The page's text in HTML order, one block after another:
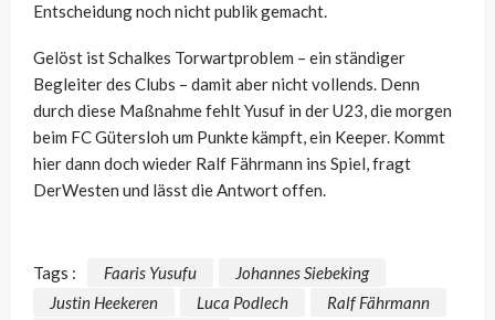
Entscheidung noch nicht publik gemacht.
Gelöst ist Schalkes Torwartproblem – ein ständiger
Begleiter des Clubs – damit aber nicht vollends. Denn
durch diese Maßnahme fehlt Yusuf in der U23, die morgen
beim FC Gütersloh um Punkte kämpft, ein Keeper. Kommt
hier dann doch wieder Ralf Fährmann ins Spiel, fragt
DerWesten und lässt die Antwort offen.
Tags : Faaris Yusufu
Johannes Siebeking
Justin Heekeren
Luca Podlech
Ralf Fährmann